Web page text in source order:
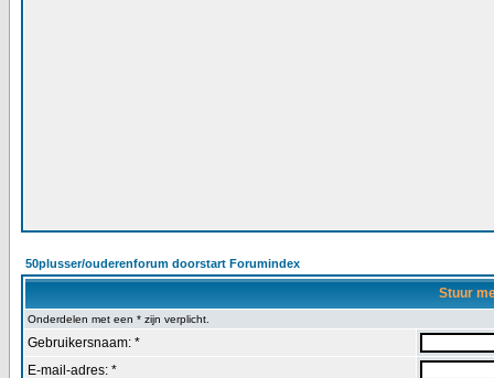
50plusser/ouderenforum doorstart Forumindex
Stuur
Onderdelen met een * zijn verplicht.
Gebruikersnaam: *
E-mail-adres: *